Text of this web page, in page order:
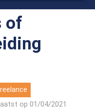
of
op 01/04/2021